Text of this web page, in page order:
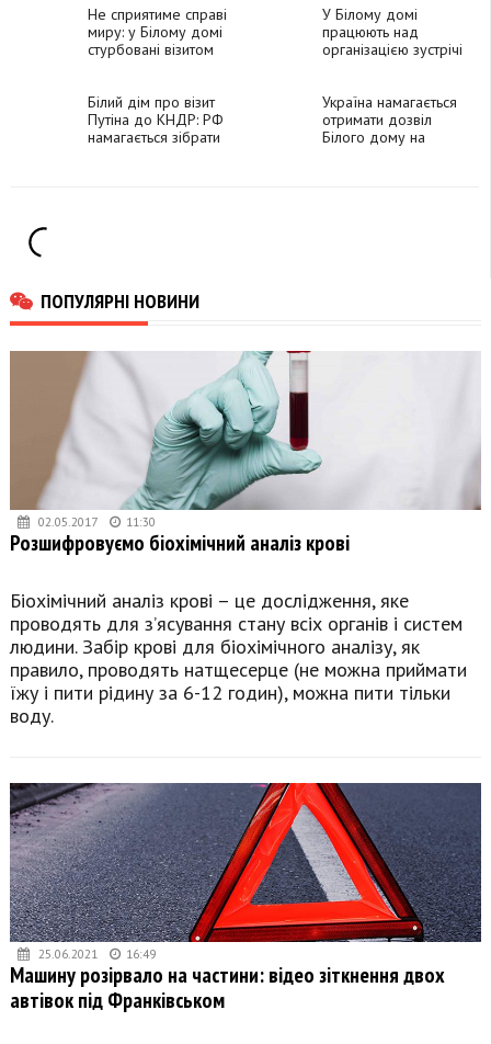
млрд доларів від
російських активів, –
Шмигаль
для України, -
Reuters
Не сприятиме справі
миру: у Білому домі
стурбовані візитом
У Білому домі
працюють над
організацією зустрічі
Білий дім про візит
Путіна до КНДР: РФ
намагається зібрати
Україна намагається
отримати дозвіл
Білого дому на
ПОПУЛЯРНІ НОВИНИ
02.05.2017 11:30
Розшифровуємо біохімічний аналіз крові
Біохімічний аналіз крові – це дослідження, яке
проводять для з’ясування стану всіх органів і систем
людини. Забір крові для біохімічного аналізу, як
правило, проводять натщесерце (не можна приймати
їжу і пити рідину за 6-12 годин), можна пити тільки
воду.
25.06.2021 16:49
Машину розірвало на частини: відео зіткнення двох
автівок під Франківськом